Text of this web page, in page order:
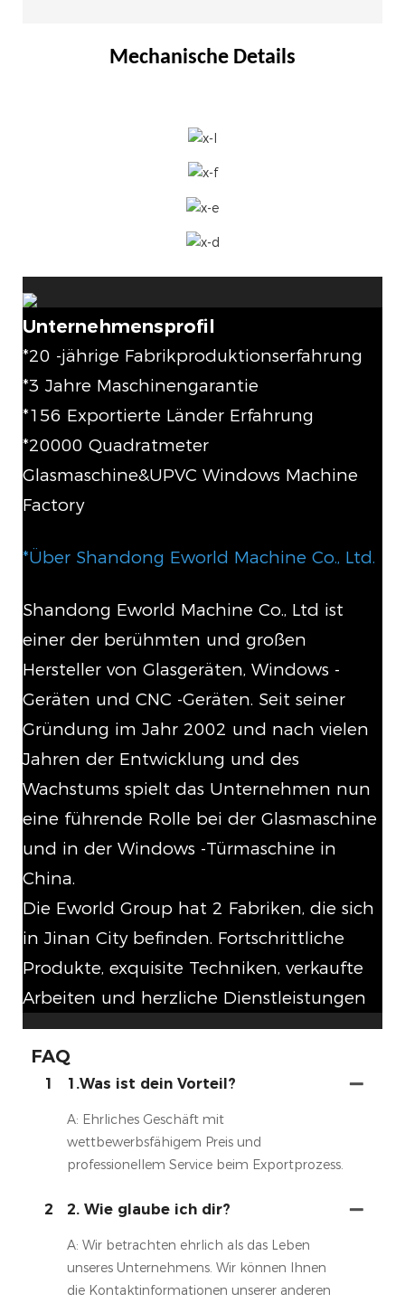
Mechanische Details
Unternehmensprofil
*20 -jährige Fabrikproduktionserfahrung
*3 Jahre Maschinengarantie
*156 Exportierte Länder Erfahrung
*20000 Quadratmeter
Glasmaschine&UPVC Windows Machine
Factory
*Über Shandong Eworld Machine Co., Ltd.
Shandong Eworld Machine Co., Ltd ist
einer der berühmten und großen
Hersteller von Glasgeräten, Windows -
Geräten und CNC -Geräten. Seit seiner
Gründung im Jahr 2002 und nach vielen
Jahren der Entwicklung und des
Wachstums spielt das Unternehmen nun
eine führende Rolle bei der Glasmaschine
und in der Windows -Türmaschine in
China.
Die Eworld Group hat 2 Fabriken, die sich
in Jinan City befinden. Fortschrittliche
Produkte, exquisite Techniken, verkaufte
Arbeiten und herzliche Dienstleistungen
FAQ
1 1.Was ist dein Vorteil?
A: Ehrliches Geschäft mit
wettbewerbsfähigem Preis und
professionellem Service beim Exportprozess.
2 2. Wie glaube ich dir?
A: Wir betrachten ehrlich als das Leben
unseres Unternehmens. Wir können Ihnen
die Kontaktinformationen unserer anderen